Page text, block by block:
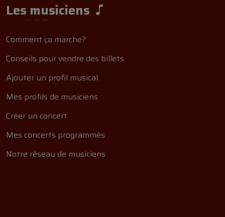
Les musiciens
Comment ça marche?
Conseils pour vendre des billets
Ajouter un profil musical
Mes profils de musiciens
Créer un concert
Mes concerts programmés
Notre réseau de musiciens